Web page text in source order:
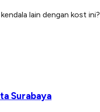
lain dengan kost ini?
Surabaya